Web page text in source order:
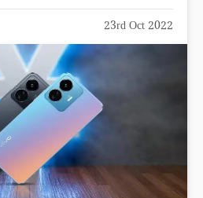
23rd Oct 2022